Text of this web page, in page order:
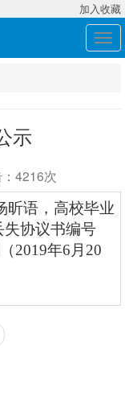
加入收藏
展
开
示
4216次
昕语，高校毕业
协议书编号
2019年6月20